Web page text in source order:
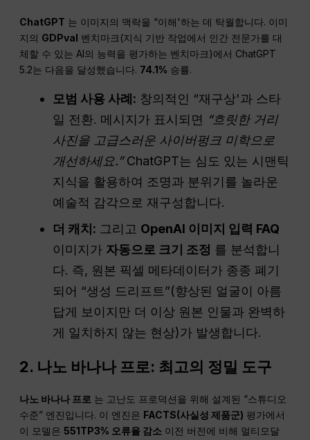
ChatGPT 는 이미지의 맥락을 “이해'하는 데 탁월합니다. 이미
지의 GDPval 벤치마크(지식 기반 작업에서 인간 전문가를 대
체할 수 있는 AI의 능력을 평가하는 벤치마크)에서 ChatGPT
5.2는 다음을 달성했습니다. 74.1% 승률.
모범 사용 사례: 창의적인 “재구상'과 스타
일 전환. 메시지가 표시되면 “흐릿한 거리
사진을 고급스러운 사이버펑크 미학으로
개선하세요.”ChatGPT는 심도 있는 시맨틱
지식을 활용하여 조명과 분위기를 놀라운
예술적 감각으로 재구성합니다.
더 캐치: 그리고 OpenAI 이미지 입력 FAQ
이미지가 자동으로 크기 조정 를 분석합니
다. 즉, 원본 픽셀 메타데이터가 종종 폐기
되어 “생성 드리프트”(향상된 얼굴이 아름
답게 보이지만 더 이상 원본 인물과 완벽하
게 일치하지 않는 현상)가 발생합니다.
2. 나노 바나나 프로: 최고의 정밀 도구
나노 바나나 프로 는 고난도 프로덕션을 위해 설계된 “스튜디오
수준” 엔진입니다. 이 엔진은 FACTS(사실성 제품군) 평가에서
이 모델은551TP3% 오류율 감소 이전 버전에 비해 멀티모달